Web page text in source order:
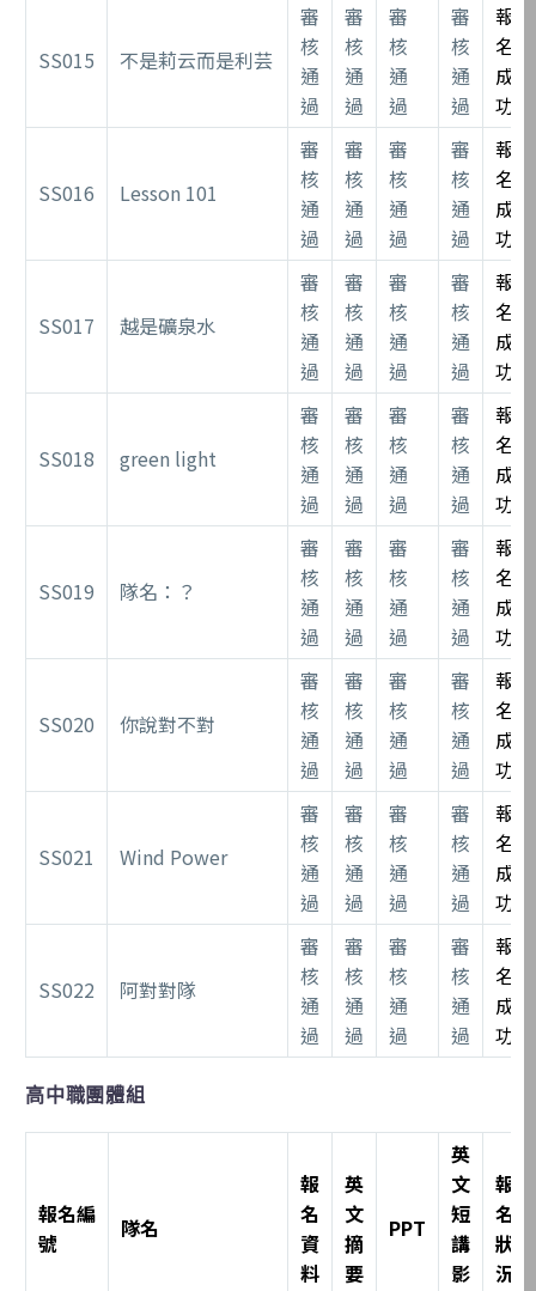
SS015 不是莉云而是利芸
審
核
通
過
審
核
通
過
審
核
通
過
審
核
通
過
報
名
成
功
SS016 Lesson 101
審
核
通
過
審
核
通
過
審
核
通
過
審
核
通
過
報
名
成
功
SS017 越是礦泉水
審
核
通
過
審
核
通
過
審
核
通
過
審
核
通
過
報
名
成
功
SS018 green light
審
核
通
過
審
核
通
過
審
核
通
過
審
核
通
過
報
名
成
功
SS019 隊名：？
審
核
通
過
審
核
通
過
審
核
通
過
審
核
通
過
報
名
成
功
SS020 你說對不對
審
核
通
過
審
核
通
過
審
核
通
過
審
核
通
過
報
名
成
功
SS021 Wind Power
審
核
通
過
審
核
通
過
審
核
通
過
審
核
通
過
報
名
成
功
SS022 阿對對隊
審
核
通
過
審
核
通
過
審
核
通
過
審
核
通
過
報
名
成
功
高中職團體組
報名編
號
隊名
報
名
資
料
英
文
摘
要
PPT
英
文
短
講
影
報
名
狀
況